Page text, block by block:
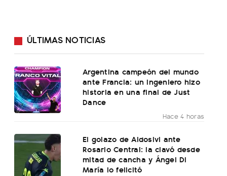
ÚLTIMAS NOTICIAS
Argentina campeón del mundo
ante Francia: un ingeniero hizo
historia en una final de Just
Dance
Hace 4 horas
El golazo de Aldosivi ante
Rosario Central: la clavó desde
mitad de cancha y Ángel Di
María lo felicitó